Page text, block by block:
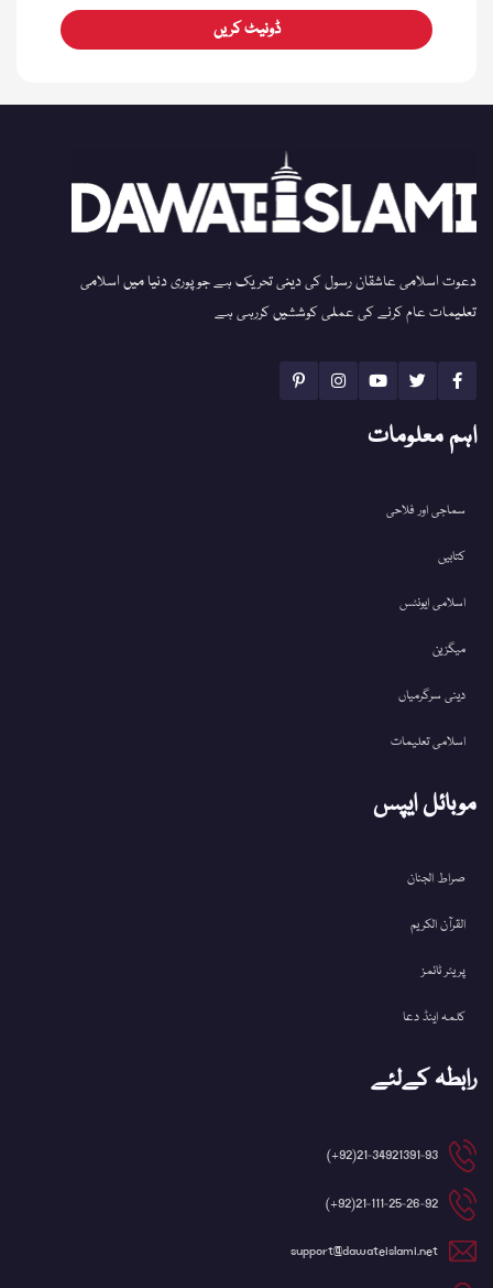
ڈونیٹ کریں
دعوت اسلامی عاشقان رسول کی دینی تحریک ہے جو پوری دنیا میں اسلامی
تعلیمات عام کرنے کی عملی کوششیں کررہی ہے
اہم معلومات
سماجی اور فلاحی
کتابیں
اسلامی ایونٹس
میگزین
دینی سرگرمیاں
اسلامی تعلیمات
موبائل ایپس
صراط الجنان
القرآن الکریم
پریئر ٹائمز
کلمہ اینڈ دعا
رابطہ کےلئے
21-34921391-93(92+)
21-111-25-26-92(92+)
support@dawateislami.net